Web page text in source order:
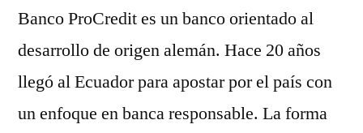
Banco ProCredit es un banco orientado al
desarrollo de origen alemán. Hace 20 años
llegó al Ecuador para apostar por el país con
un enfoque en banca responsable. La forma